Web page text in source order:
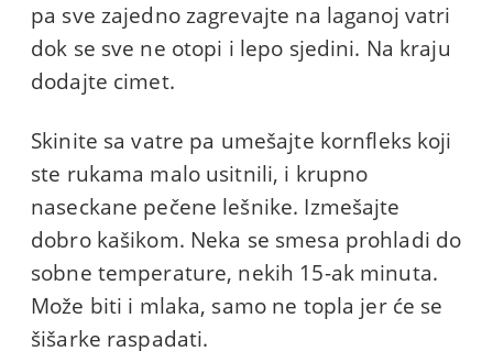
pa sve zajedno zagrevajte na laganoj vatri
dok se sve ne otopi i lepo sjedini. Na kraju
dodajte cimet.
Skinite sa vatre pa umešajte kornfleks koji
ste rukama malo usitnili, i krupno
naseckane pečene lešnike. Izmešajte
dobro kašikom. Neka se smesa prohladi do
sobne temperature, nekih 15-ak minuta.
Može biti i mlaka, samo ne topla jer će se
šišarke raspadati.